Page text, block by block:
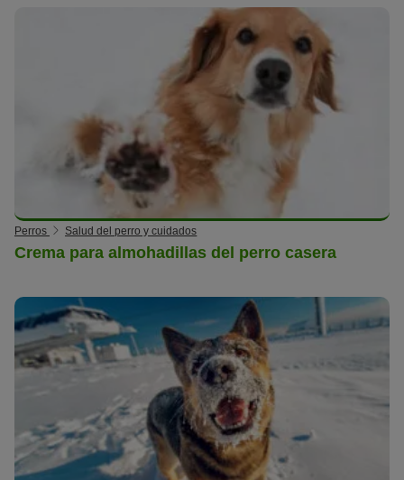
Perros Salud del perro y cuidados
Crema para almohadillas del perro casera